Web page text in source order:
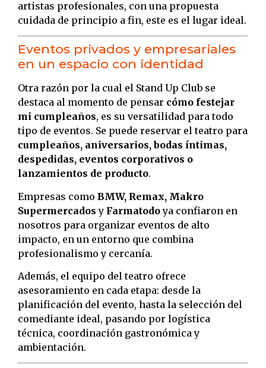
artistas profesionales, con una propuesta
cuidada de principio a fin, este es el lugar ideal.
Eventos privados y empresariales
en un espacio con identidad
Otra razón por la cual el Stand Up Club se
destaca al momento de pensar cómo festejar
mi cumpleaños, es su versatilidad para todo
tipo de eventos. Se puede reservar el teatro para
cumpleaños, aniversarios, bodas íntimas,
despedidas, eventos corporativos o
lanzamientos de producto.
Empresas como BMW, Remax, Makro
Supermercados y Farmatodoya confiaron en
nosotros para organizar eventos de alto
impacto, en un entorno que combina
profesionalismo y cercanía.
Además, el equipo del teatro ofrece
asesoramiento en cada etapa: desde la
planificación del evento, hasta la selección del
comediante ideal, pasando por logística
técnica, coordinación gastronómica y
ambientación.